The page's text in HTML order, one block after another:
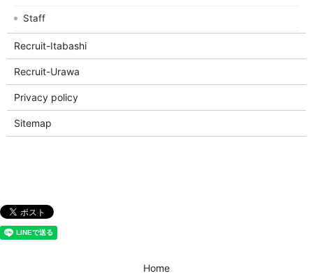
Staff
Recruit-Itabashi
Recruit-Urawa
Privacy policy
Sitemap
Home